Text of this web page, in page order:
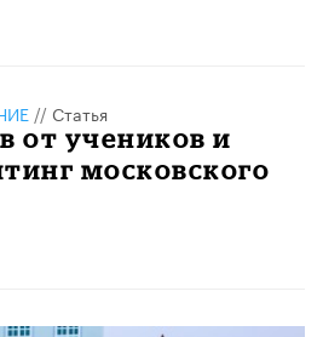
// Статья
от учеников и
московского